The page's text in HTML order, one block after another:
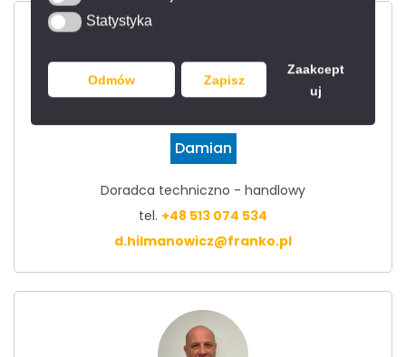
StatystykaStatystyka
Odmów Zapisz
Zaakcept
uj
Damian
Doradca techniczno - handlowy
tel. +48 513 074 534
d.hilmanowicz@franko.pl